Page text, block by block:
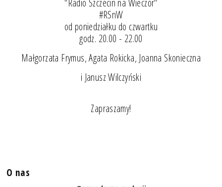
"Radio Szczecin na Wieczór"
#RSnW
od poniedziałku do czwartku
godz. 20.00 - 22.00
Małgorzata Frymus, Agata Rokicka, Joanna Skonieczna
i Janusz Wilczyński
Zapraszamy!
O nas